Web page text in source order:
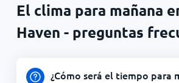
El clima para mañana
Haven - preguntas
¿Cómo será el tiempo para